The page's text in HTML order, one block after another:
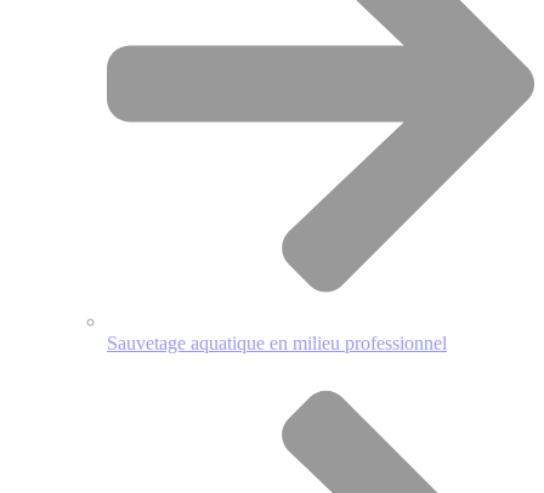
Sauvetage aquatique en milieu professionnel